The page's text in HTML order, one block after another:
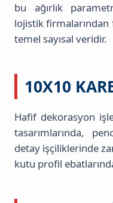
bu ağırlık
lojistik firmalarından
temel sayısal veridir.
10X10
Hafif dekorasyon
tasarımlarında,
detay işçiliklerinde
kutu profil